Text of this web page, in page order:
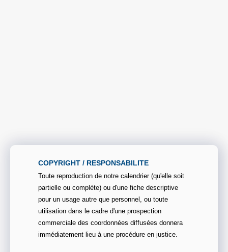
COPYRIGHT / RESPONSABILITE
Toute reproduction de notre calendrier (qu'elle soit
partielle ou complète) ou d'une fiche descriptive
pour un usage autre que personnel, ou toute
utilisation dans le cadre d'une prospection
commerciale des coordonnées diffusées donnera
immédiatement lieu à une procédure en justice.